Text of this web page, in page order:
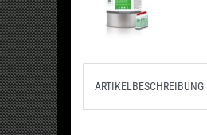
ARTIKELBESCHREIBUNG